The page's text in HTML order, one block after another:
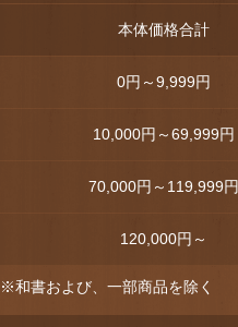
本体価格合計
0円～9,999円
10,000円～69,999円
70,000円～119,999円
120,000円～
※和書および、一部商品を除く